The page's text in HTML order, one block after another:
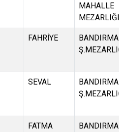
MAHALLE
MEZARLIĞI
FAHRİYE
BANDIRMA
SEVAL
BANDIRMA
FATMA
BANDIRMA